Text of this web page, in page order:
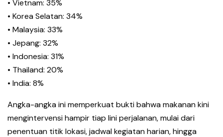
• Vietnam: 35%
• Korea Selatan: 34%
• Malaysia: 33%
• Jepang: 32%
• Indonesia: 31%
• Thailand: 20%
• India: 8%
Angka-angka ini memperkuat bukti bahwa makanan kini
mengintervensi hampir tiap lini perjalanan, mulai dari
penentuan titik lokasi, jadwal kegiatan harian, hingga